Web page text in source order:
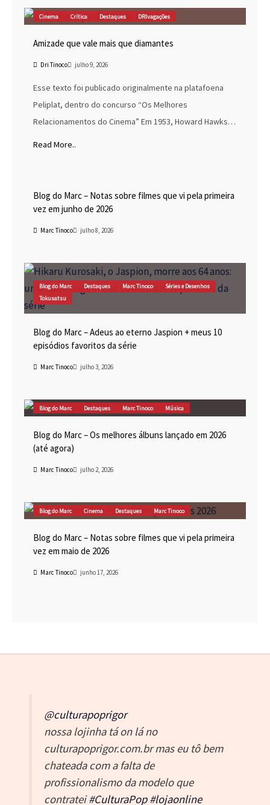
Cinema Crítica Destaques DRIvagações
Amizade que vale mais que diamantes
Dri Tinoco julho 9, 2026
Esse texto foi publicado originalmente na platafoena
Peliplat, dentro do concurso “Os Melhores
Relacionamentos do Cinema” Em 1953, Howard Hawks…
Read More..
Blog do Marc – Notas sobre filmes que vi pela primeira
vez em junho de 2026
Marc Tinoco julho 8, 2026
Blog do Marc Destaques Marc Tinoco
Séries e Desenhos
Tokusatsu
Blog do Marc – Adeus ao eterno Jaspion + meus 10
episódios favoritos da série
Marc Tinoco julho 3, 2026
Blog do Marc Destaques Marc Tinoco Música
Blog do Marc – Os melhores álbuns lançado em 2026
(até agora)
Marc Tinoco julho 2, 2026
Blog do Marc Cinema Destaques Marc Tinoco
Blog do Marc – Notas sobre filmes que vi pela primeira
vez em maio de 2026
Marc Tinoco junho 17, 2026
@culturapoprigor
nossa lojinha tá on lá no
culturapoprigor.com.br mas eu tô bem
chateada com a falta de
profissionalismo da modelo que
contratei#CulturaPop #lojaonline